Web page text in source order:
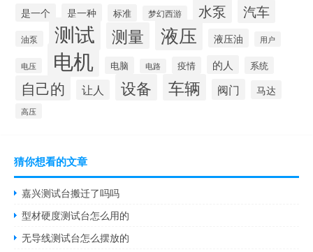
是一个 是一种 标准 梦幻西游 水泵 汽车
油泵 测试 测量 液压 液压油 用户
电压 电机 电脑 电路 疫情 的人 系统
自己的 让人 设备 车辆 阀门 马达
高压
猜你想看的文章
嘉兴测试台搬迁了吗吗
型材硬度测试台怎么用的
无导线测试台怎么摆放的